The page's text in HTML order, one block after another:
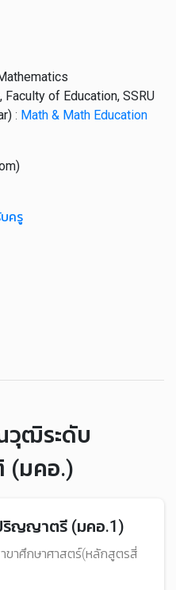
of Education, SSRU
: Math & Math Education
ครู
วุฒิระดับ
(มคอ.)
ญญาตรี (มคอ.1)
ขาศึกษาศาสตร์(หลักสูตรสี่